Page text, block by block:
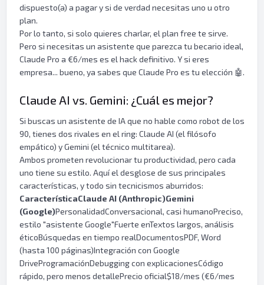
dispuesto(a) a pagar y si de verdad necesitas uno u otro
plan.
Por lo tanto, si solo quieres charlar, el plan free te sirve.
Pero si necesitas un asistente que parezca tu becario ideal,
Claude Pro a €6/mes es el hack definitivo. Y si eres
empresa... bueno, ya sabes que Claude Pro es tu elección 🤖.
Claude AI vs. Gemini: ¿Cuál es mejor?
Si buscas un asistente de IA que no hable como robot de los
90, tienes dos rivales en el ring: Claude AI (el filósofo
empático) y Gemini (el técnico multitarea).
Ambos prometen revolucionar tu productividad, pero cada
uno tiene su estilo. Aquí el desglose de sus principales
características, y todo sin tecnicismos aburridos:
CaracterísticaClaude AI (Anthropic)Gemini
(Google)PersonalidadConversacional, casi humanoPreciso,
estilo "asistente Google"Fuerte enTextos largos, análisis
éticoBúsquedas en tiempo realDocumentosPDF, Word
(hasta 100 páginas)Integración con Google
DriveProgramaciónDebugging con explicacionesCódigo
rápido, pero menos detallePrecio oficial$18/mes (€6/mes